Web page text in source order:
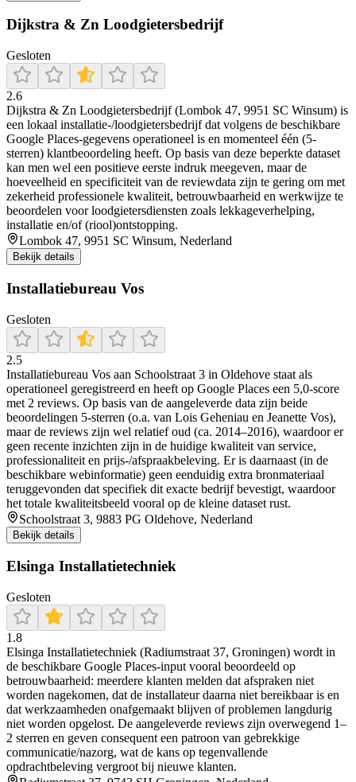
Dijkstra & Zn Loodgietersbedrijf
Gesloten
2.6
Dijkstra & Zn Loodgietersbedrijf (Lombok 47, 9951 SC Winsum) is
een lokaal installatie-/loodgietersbedrijf dat volgens de beschikbare
Google Places-gegevens operationeel is en momenteel één (5-
sterren) klantbeoordeling heeft. Op basis van deze beperkte dataset
kan men wel een positieve eerste indruk meegeven, maar de
hoeveelheid en specificiteit van de reviewdata zijn te gering om met
zekerheid professionele kwaliteit, betrouwbaarheid en werkwijze te
beoordelen voor loodgietersdiensten zoals lekkageverhelping,
installatie en/of (riool)ontstopping.
Lombok 47, 9951 SC Winsum, Nederland
Bekijk details
Installatiebureau Vos
Gesloten
2.5
Installatiebureau Vos aan Schoolstraat 3 in Oldehove staat als
operationeel geregistreerd en heeft op Google Places een 5,0-score
met 2 reviews. Op basis van de aangeleverde data zijn beide
beoordelingen 5-sterren (o.a. van Lois Geheniau en Jeanette Vos),
maar de reviews zijn wel relatief oud (ca. 2014–2016), waardoor er
geen recente inzichten zijn in de huidige kwaliteit van service,
professionaliteit en prijs-/afspraakbeleving. Er is daarnaast (in de
beschikbare webinformatie) geen eenduidig extra bronmateriaal
teruggevonden dat specifiek dit exacte bedrijf bevestigt, waardoor
het totale kwaliteitsbeeld vooral op de kleine dataset rust.
Schoolstraat 3, 9883 PG Oldehove, Nederland
Bekijk details
Elsinga Installatietechniek
Gesloten
1.8
Elsinga Installatietechniek (Radiumstraat 37, Groningen) wordt in
de beschikbare Google Places-input vooral beoordeeld op
betrouwbaarheid: meerdere klanten melden dat afspraken niet
worden nagekomen, dat de installateur daarna niet bereikbaar is en
dat werkzaamheden onafgemaakt blijven of problemen langdurig
niet worden opgelost. De aangeleverde reviews zijn overwegend 1–
2 sterren en geven consequent een patroon van gebrekkige
communicatie/nazorg, wat de kans op tegenvallende
opdrachtbeleving vergroot bij nieuwe klanten.